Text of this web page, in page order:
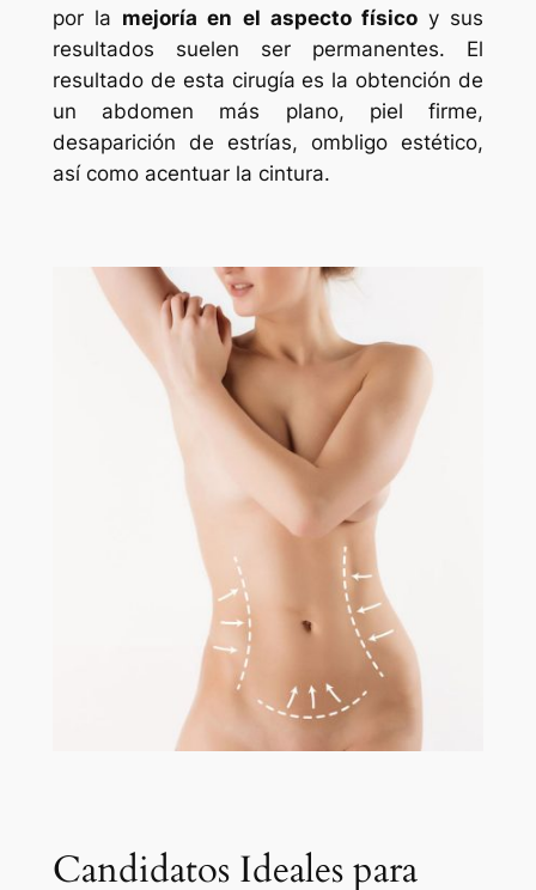
por la mejoría en el aspecto físicoy sus
resultados suelen ser permanentes. El
resultado de esta cirugía es la obtención de
un abdomen más plano, piel firme,
desaparición de estrías, ombligo estético,
así como acentuar la cintura.
Candidatos Ideales para